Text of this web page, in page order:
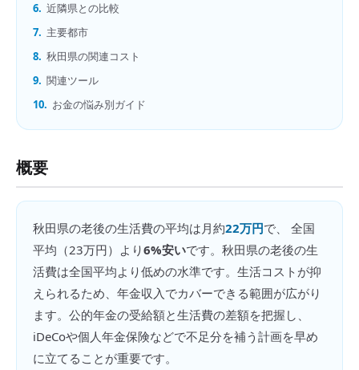
6. 近隣県との比較
7. 主要都市
8. 秋田県の関連コスト
9. 関連ツール
10. お金の悩み別ガイド
概要
秋田県の老後の生活費の平均は月約22万円で、 全国
平均（23万円）より6%安いです。 秋田県の老後の生
活費は全国平均より低めの水準です。生活コストが抑
えられるため、年金収入でカバーできる範囲が広がり
ます。公的年金の受給額と生活費の差額を把握し、
iDeCoや個人年金保険などで不足分を補う計画を早め
に立てることが重要です。